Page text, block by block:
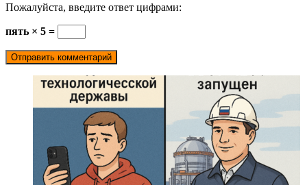
Пожалуйста, введите ответ цифрами:
пять × 5 =